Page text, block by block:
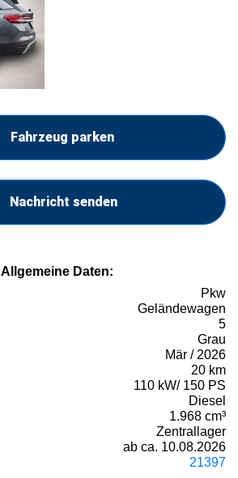
Fahrzeug parken
Nachricht senden
Allgemeine Daten:
Pkw
Geländewagen
5
Grau
Mär / 2026
20 km
110 kW/ 150 PS
Diesel
1.968 cm³
Zentrallager
ab ca. 10.08.2026
21397